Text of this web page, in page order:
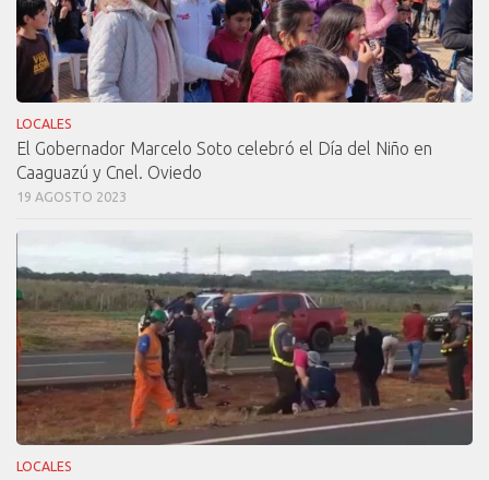
LOCALES
El Gobernador Marcelo Soto celebró el Día del Niño en
Caaguazú y Cnel. Oviedo
19 AGOSTO 2023
LOCALES